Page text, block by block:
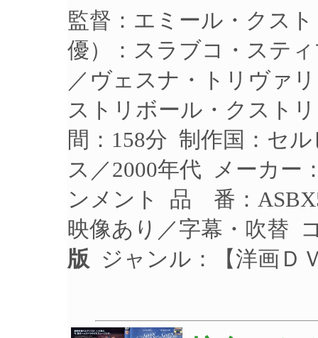
監督：エミール・クス
優）：スラブコ・ステ
／ヴェスナ・トリヴァ
ストリボール・クスト
間：158分 制作国：セ
ス／2000年代 メーカー
ンメント 品 番：
映像あり／字幕・吹替
版 ジャンル：【洋画Ｄ